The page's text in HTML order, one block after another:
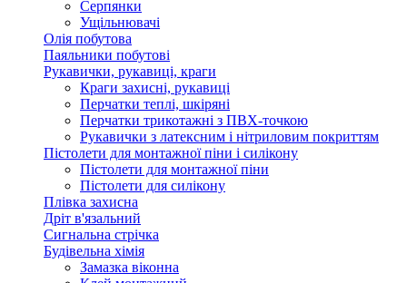
Серпянки
Ущільнювачі
Олія побутова
Паяльники побутові
Рукавички, рукавиці, краги
Краги захисні, рукавиці
Перчатки теплі, шкіряні
Перчатки трикотажні з ПВХ-точкою
Рукавички з латексним і нітриловим покриттям
Пістолети для монтажної піни і силікону
Пістолети для монтажної піни
Пістолети для силікону
Плівка захисна
Дріт в'язальний
Сигнальна стрічка
Будівельна хімія
Замазка віконна